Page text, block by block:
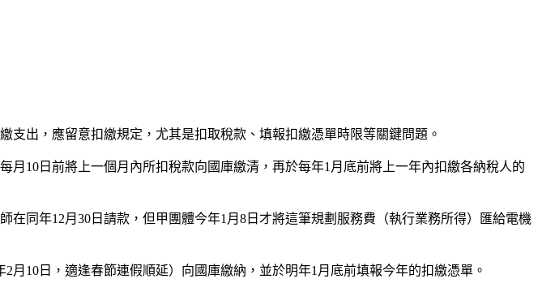
出，應留意扣繳規定，尤其是扣取稅款、填報扣繳憑單時限等關鍵問題。
10日前將上一個月內所扣稅款向國庫繳清，再於每年1月底前將上一年內扣繳各納稅人的
同年12月30日請款，但甲團體今年1月8日才將這筆規劃服務費（執行業務所得）匯給電機
10日，適逢春節連假順延）向國庫繳納，並於明年1月底前填報今年的扣繳憑單。